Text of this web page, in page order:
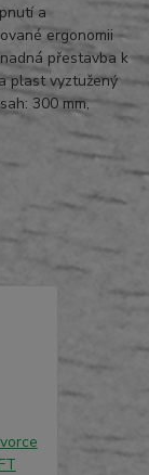
a
ergonomii
přestavba k
plast vyztužený
300 mm,